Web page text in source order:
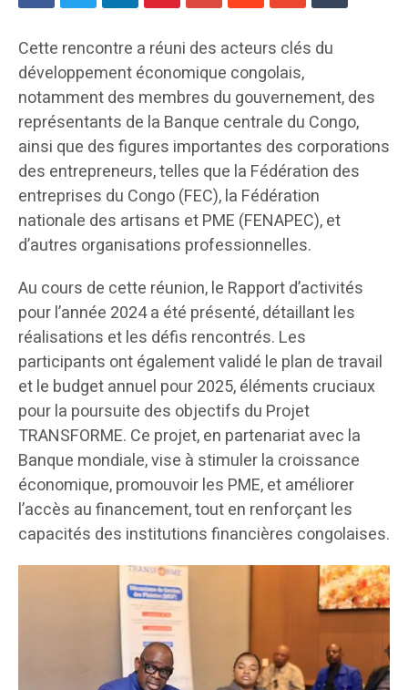
Cette rencontre a réuni des acteurs clés du
développement économique congolais,
notamment des membres du gouvernement, des
représentants de la Banque centrale du Congo,
ainsi que des figures importantes des corporations
des entrepreneurs, telles que la Fédération des
entreprises du Congo (FEC), la Fédération
nationale des artisans et PME (FENAPEC), et
d’autres organisations professionnelles.
Au cours de cette réunion, le Rapport d’activités
pour l’année 2024 a été présenté, détaillant les
réalisations et les défis rencontrés. Les
participants ont également validé le plan de travail
et le budget annuel pour 2025, éléments cruciaux
pour la poursuite des objectifs du Projet
TRANSFORME. Ce projet, en partenariat avec la
Banque mondiale, vise à stimuler la croissance
économique, promouvoir les PME, et améliorer
l’accès au financement, tout en renforçant les
capacités des institutions financières congolaises.